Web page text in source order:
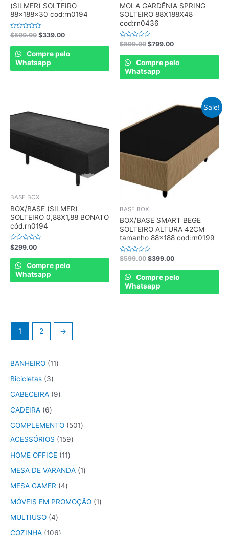
(SILMER) SOLTEIRO
88x188x30 cod:rn0194
Rated
0
out
$500.00 $339.00
Compre pelo
Whatsapp
MOLA GARDÊNIA SPRING
SOLTEIRO 88X188X48
cod:rn0436
Rated
0
out
$899.00 $799.00
Compre pelo
Whatsapp
BASE BOX
BOX/BASE (SILMER)
SOLTEIRO 0,88X1,88 BONATO
cód.rn0194
Rated
0
out
$299.00
Compre pelo
Whatsapp
Sale!
BASE BOX
BOX/BASE SMART BEGE
SOLTEIRO ALTURA 42CM
tamanho 88×188 cod:rn0199
Rated
0
out
$599.00 $399.00
Compre pelo
Whatsapp
1 2 →
BANHEIRO 11
Bicicletas
3
CABECEIRA
9
CADEIRA
6
COMPLEMENTO
501
ACESSÓRIOS
159
HOME OFFICE 11
MESA DE VARANDA 1
MESA GAMER
4
MÓVEIS EM PROMOÇÃO 1
MULTIUSO 4
COZINHA 106